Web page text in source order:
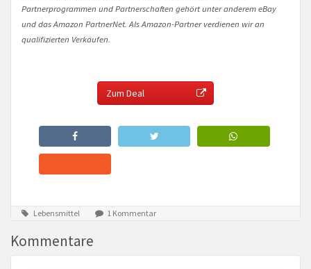
Partnerprogrammen und Partnerschaften gehört unter anderem eBay
und das Amazon PartnerNet. Als Amazon-Partner verdienen wir an
qualifizierten Verkäufen.
Zum Deal
Lebensmittel 1 Kommentar
Kommentare